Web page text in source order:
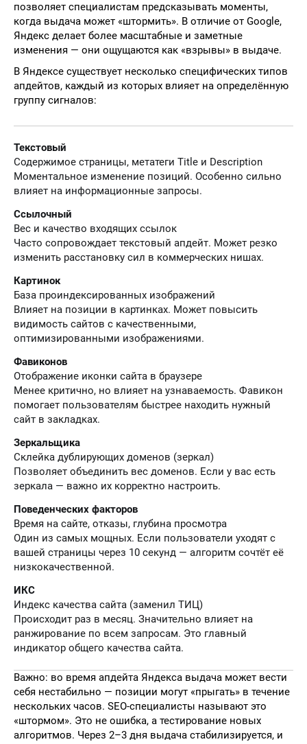
позволяет специалистам предсказывать моменты,
когда выдача может «штормить». В отличие от Google,
Яндекс делает более масштабные и заметные
изменения — они ощущаются как «взрывы» в выдаче.
В Яндексе существует несколько специфических типов
апдейтов, каждый из которых влияет на определённую
группу сигналов:
Текстовый
Содержимое страницы, метатеги Title и Description
Моментальное изменение позиций. Особенно сильно
влияет на информационные запросы.
Ссылочный
Вес и качество входящих ссылок
Часто сопровождает текстовый апдейт. Может резко
изменить расстановку сил в коммерческих нишах.
Картинок
База проиндексированных изображений
Влияет на позиции в картинках. Может повысить
видимость сайтов с качественными,
оптимизированными изображениями.
Фавиконов
Отображение иконки сайта в браузере
Менее критично, но влияет на узнаваемость. Фавикон
помогает пользователям быстрее находить нужный
сайт в закладках.
Зеркальщика
Склейка дублирующих доменов (зеркал)
Позволяет объединить вес доменов. Если у вас есть
зеркала — важно их корректно настроить.
Поведенческих факторов
Время на сайте, отказы, глубина просмотра
Один из самых мощных. Если пользователи уходят с
вашей страницы через 10 секунд — алгоритм сочтёт её
низкокачественной.
ИКС
Индекс качества сайта (заменил ТИЦ)
Происходит раз в месяц. Значительно влияет на
ранжирование по всем запросам. Это главный
индикатор общего качества сайта.
Важно: во время апдейта Яндекса выдача может вести
себя нестабильно — позиции могут «прыгать» в течение
нескольких часов. SEO-специалисты называют это
«штормом». Это не ошибка, а тестирование новых
алгоритмов. Через 2–3 дня выдача стабилизируется, и